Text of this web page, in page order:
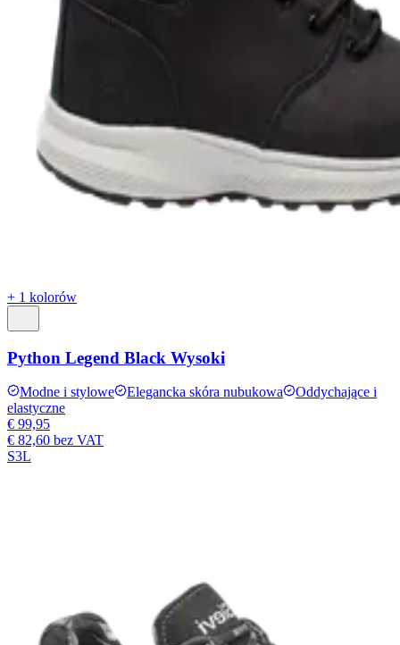
+ 1 kolorów
Python Legend Black Wysoki
Modne i stylowe Elegancka skóra nubukowa
Oddychające i
elastyczne
€ 99,95
€ 82,60 bez VAT
S3L